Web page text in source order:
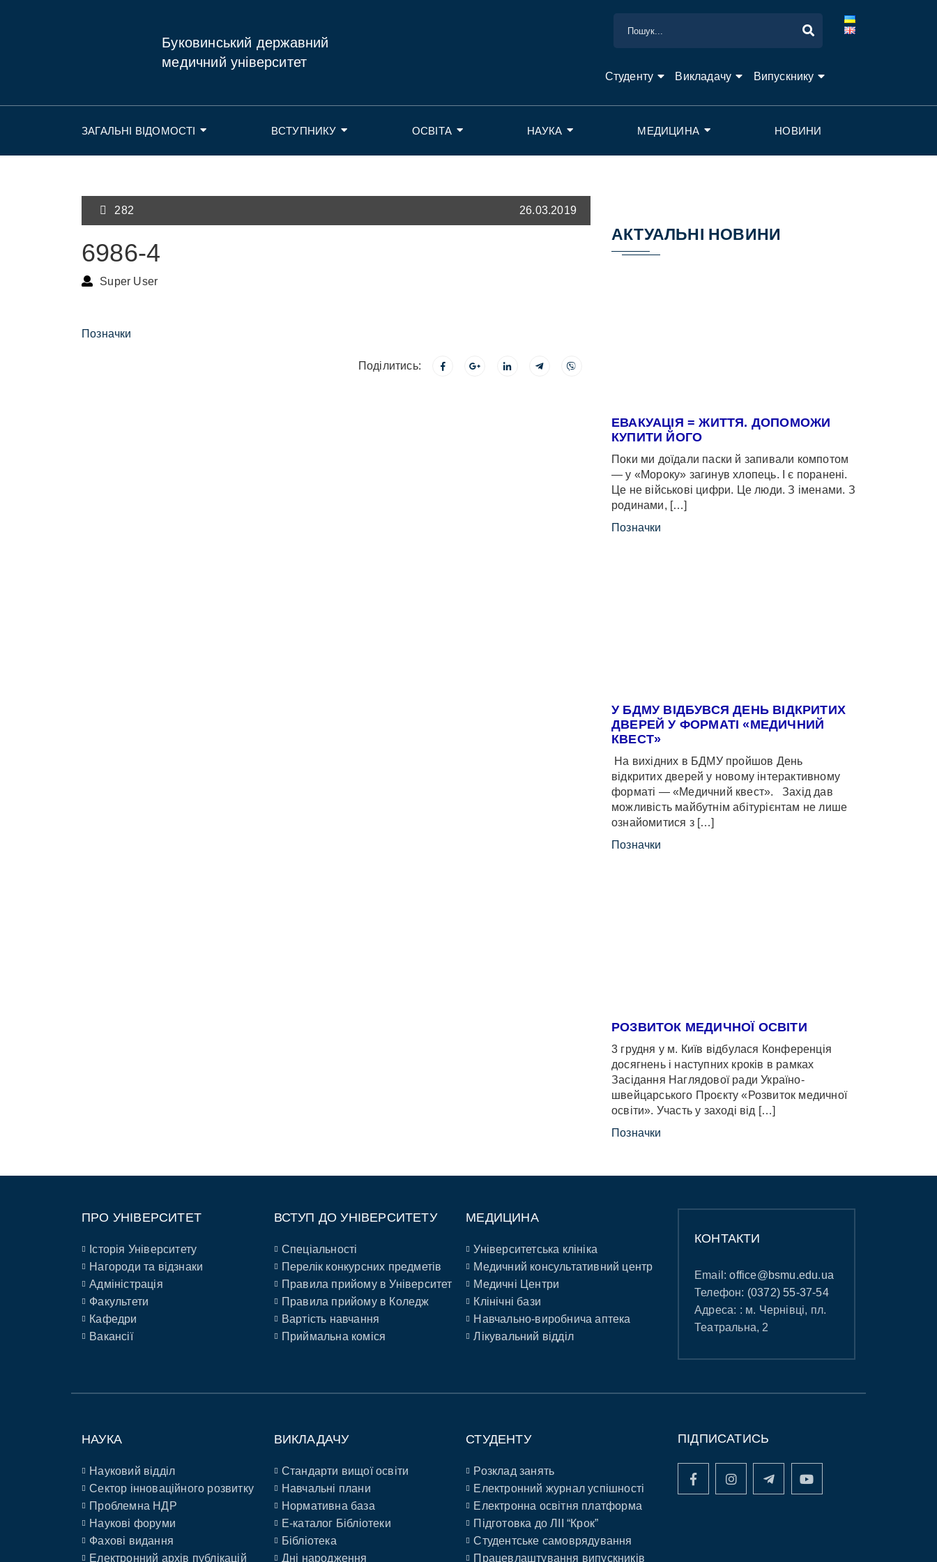
Буковинський державний
медичний університет
Студенту Викладачу Випускнику
ЗАГАЛЬНІ ВІДОМОСТІ ВСТУПНИКУ ОСВІТА НАУКА МЕДИЦИНА НОВИНИ
282 26.03.2019
6986-4
Super User
Позначки
Поділитись:
АКТУАЛЬНІ НОВИНИ
ЕВАКУАЦІЯ = ЖИТТЯ. ДОПОМОЖИ
КУПИТИ ЙОГО
Поки ми доїдали паски й запивали компотом
— у «Мороку» загинув хлопець. І є поранені.
Це не військові цифри. Це люди. З іменами. З
родинами, […]
Позначки
У БДМУ ВІДБУВСЯ ДЕНЬ ВІДКРИТИХ
ДВЕРЕЙ У ФОРМАТІ «МЕДИЧНИЙ
КВЕСТ»
На вихідних в БДМУ пройшов День
відкритих дверей у новому інтерактивному
форматі — «Медичний квест». Захід дав
можливість майбутнім абітурієнтам не лише
ознайомитися з […]
Позначки
РОЗВИТОК МЕДИЧНОЇ ОСВІТИ
3 грудня у м. Київ відбулася Конференція
досягнень і наступних кроків в рамках
Засідання Наглядової ради Україно-
швейцарського Проєкту «Розвиток медичної
освіти». Участь у заході від […]
Позначки
ПРО УНІВЕРСИТЕТ
Історія Університету
Нагороди та відзнаки
Адміністрація
Факультети
Кафедри
Вакансії
ВСТУП ДО УНІВЕРСИТЕТУ
Спеціальності
Перелік конкурсних предметів
Правила прийому в Університет
Правила прийому в Коледж
Вартість навчання
Приймальна коміся
МЕДИЦИНА
Університетська клініка
Медичний консультативний центр
Медичні Центри
Клінічні бази
Навчально-виробнича аптека
Лікувальний відділ
КОНТАКТИ
Email:office@bsmu.edu.ua
Телефон: (0372) 55-37-54
Адреса: : м. Чернівці, пл.
Театральна, 2
НАУКА
Науковий відділ
Сектор інноваційного розвитку
Проблемна НДР
Наукові форуми
Фахові видання
Електронний архів публікацій
ВИКЛАДАЧУ
Стандарти вищої освіти
Навчальні плани
Нормативна база
E-каталог Бібліотеки
Бібліотека
Дні народження
СТУДЕНТУ
Розклад занять
Електронний журнал успішності
Електронна освітня платформа
Підготовка до ЛІІ “Крок”
Студентське самоврядування
Працевлаштування випускників
ПІДПИСАТИСЬ